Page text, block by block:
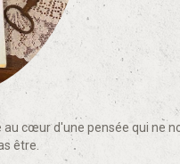
cœur d'une pensée qui ne
être.